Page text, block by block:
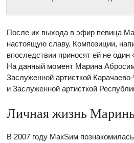
После их выхода в эфир певица
настоящую славу. Композиции,
впоследствии приносят ей не
На данный момент Марина
Заслуженной артисткой
и Заслуженной артисткой
Личная жизнь
В 2007 году МакSим